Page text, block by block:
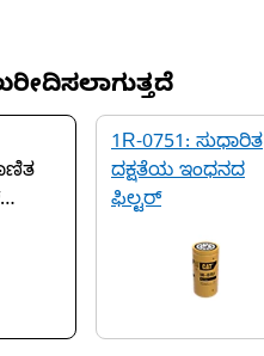
1R-0751: ಸುಧಾರಿತ
ದಕ್ಷತೆಯ ಇಂಧನದ
ಫಿಲ್ಟರ್